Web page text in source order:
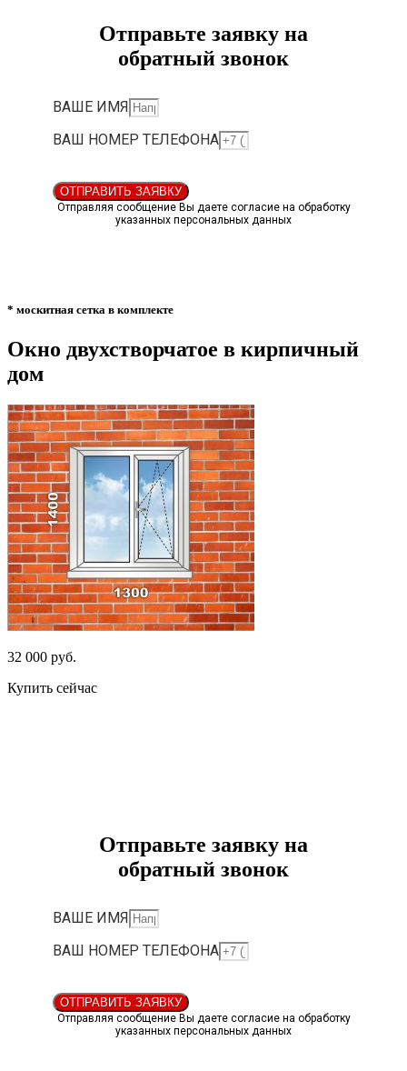
Отправьте заявку на
обратный звонок
ВАШЕ ИМЯ
ВАШ НОМЕР ТЕЛЕФОНА
ОТПРАВИТЬ ЗАЯВКУ
Отправляя сообщение Вы даете согласие на обработку
указанных персональных данных
* москитная сетка в комплекте
Окно двухстворчатое в кирпичный
дом
32 000 руб.
Купить сейчас
Отправьте заявку на
обратный звонок
ВАШЕ ИМЯ
ВАШ НОМЕР ТЕЛЕФОНА
ОТПРАВИТЬ ЗАЯВКУ
Отправляя сообщение Вы даете согласие на обработку
указанных персональных данных